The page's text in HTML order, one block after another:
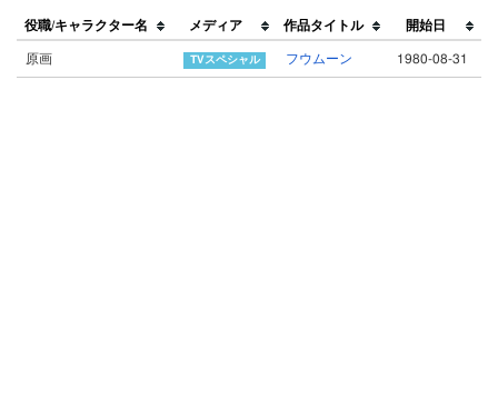
役職/キャラクター名 メディア 作品タイトル 開始日
原画 フウムーン 1980-08-31